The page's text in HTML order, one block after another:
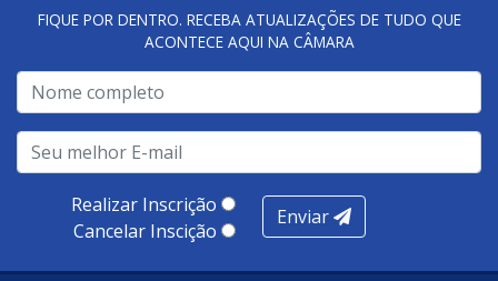
FIQUE POR DENTRO. RECEBA ATUALIZAÇÕES DE TUDO QUE
ACONTECE AQUI NA CÂMARA
Realizar Inscrição
Cancelar Inscição
Enviar